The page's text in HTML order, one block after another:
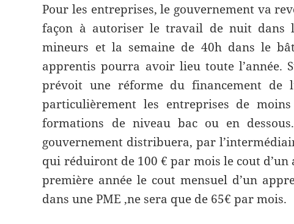
Pour les entreprises, le gouvernement va
façon à autoriser le travail de nuit dans
mineurs et la semaine de 40h dans le
apprentis pourra avoir lieu toute l’année.
prévoit une réforme du financement de
particulièrement les entreprises de
formations de niveau bac ou en
gouvernement distribuera, par
qui réduiront de 100 € par mois le cout
première année le cout mensuel d’un
dans une PME ,ne sera que de 65€ par mois.